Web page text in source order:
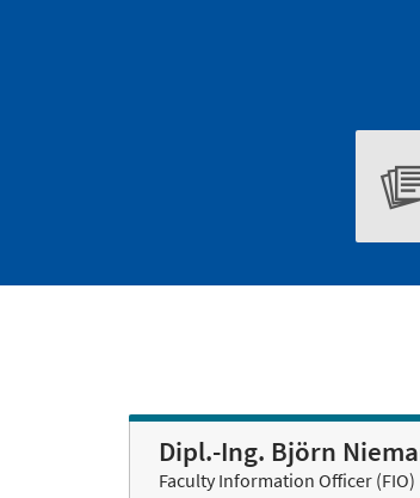
Dipl.-Ing. Björn
Faculty Information Officer (FIO)